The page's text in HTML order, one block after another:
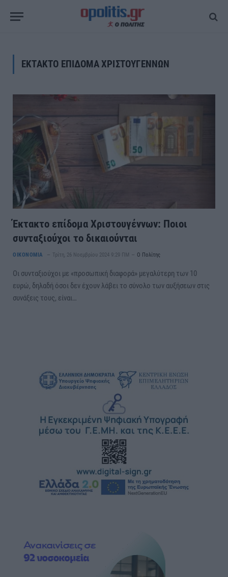
ΕΚΤΑΚΤΟ ΕΠΙΔΟΜΑ ΧΡΙΣΤΟΥΓΕΝΝΩΝ
Έκτακτο επίδομα Χριστουγέννων: Ποιοι
συνταξιούχοι το δικαιούνται
ΟΙΚΟΝΟΜΙΑ Τρίτη, 26 Νοεμβρίου 2024 9:29 ΠΜ Ο Πολίτης
Οι συνταξιούχοι με «προσωπική διαφορά» μεγαλύτερη των 10
ευρώ, δηλαδή όσοι δεν έχουν λάβει το σύνολο των αυξήσεων στις
συνάξεις τους, είναι…